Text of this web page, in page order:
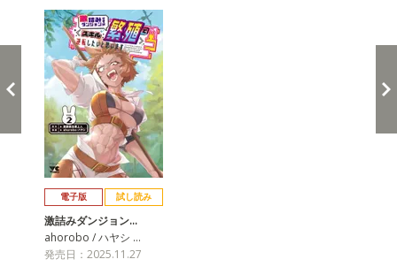
電子版 試し読み
激詰みダンジョン…
ahorobo / ハヤシ …
発売日：2025.11.27